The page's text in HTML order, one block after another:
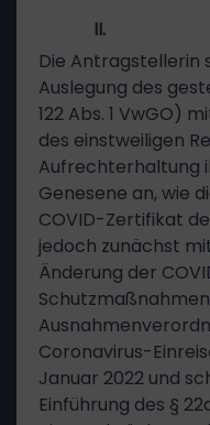
II.
Die Antragstellerin
Auslegung des
122 Abs. 1 VwGO)
des einstweiligen
Aufrechterhaltung
Genesene an, wie
COVID-Zertifikat
jedoch zunächst
Änderung der
Coronavirus-
Januar 2022 und
Einführung des §